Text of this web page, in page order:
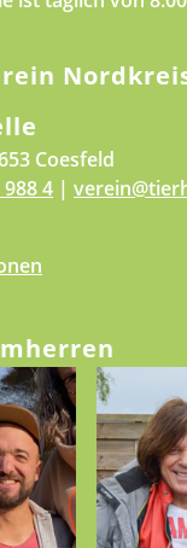
Coesfeld
4 |